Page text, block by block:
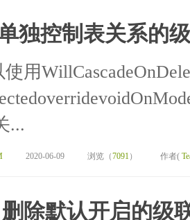
独控制表关系的
用
...
2020-06-09 浏览（7091） 作者(
除默认开启的级